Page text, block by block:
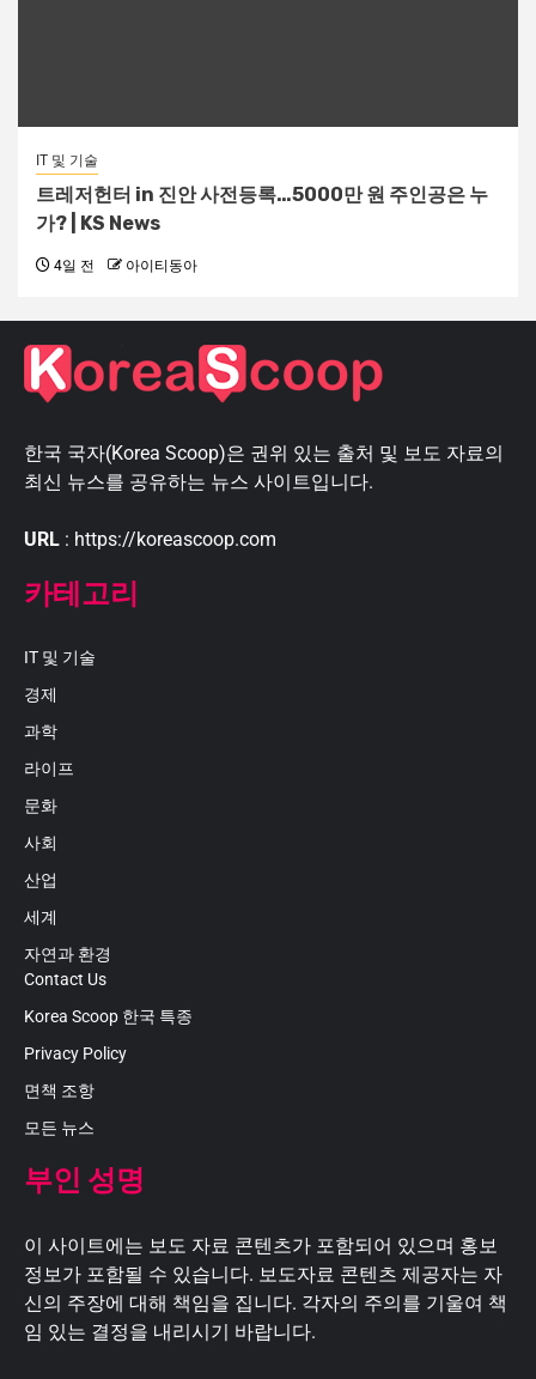
IT 및 기술
트레저헌터 in 진안 사전등록…5000만 원 주인공은 누
가? | KS News
4일 전 아이티동아
한국 국자(Korea Scoop)은 권위 있는 출처 및 보도 자료의
최신 뉴스를 공유하는 뉴스 사이트입니다.
URL : https://koreascoop.com
카테고리
IT 및 기술
경제
과학
라이프
문화
사회
산업
세계
자연과 환경
Contact Us
Korea Scoop 한국 특종
Privacy Policy
면책 조항
모든 뉴스
부인 성명
이 사이트에는 보도 자료 콘텐츠가 포함되어 있으며 홍보
정보가 포함될 수 있습니다. 보도자료 콘텐츠 제공자는 자
신의 주장에 대해 책임을 집니다. 각자의 주의를 기울여 책
임 있는 결정을 내리시기 바랍니다.